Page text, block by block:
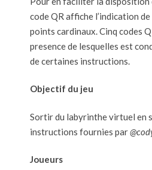
code QR affiche l’indication
points cardinaux. Cinq codes
presence de lesquelles est
de certaines instructions.
Objectif du jeu
Sortir du labyrinthe virtuel en
instructions fournies par
Joueurs